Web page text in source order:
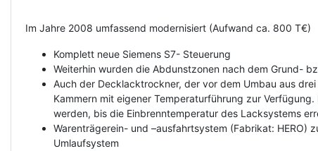
Im Jahre 2008 umfassend modernisiert (Aufwand ca. 800 T€)
Komplett neue Siemens S7- Steuerung
Weiterhin wurden die Abdunstzonen nach dem Grund-
Auch der Decklacktrockner, der vor dem Umbau aus
Kammern mit eigener Temperaturführung zur
werden, bis die Einbrenntemperatur des Lacksystems
Warenträgerein- und –ausfahrtsystem (Fabrikat: HERO)
Umlaufsystem